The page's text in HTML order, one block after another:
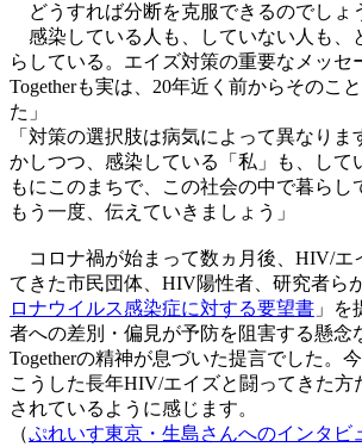
どうすれば分断を克服できるのでしょ
感染している人も、していない人も、
らしている。エイズ対策の重要なメッセ
Togetherも実は、20年近く前からそのこ
た」
「対策の選択肢は病気によって異なり
かしつつ、感染している「私」も、して
もにこのまちで、この社会の中で暮らし
もう一度、伝えていきましょう」
コロナ禍が始まって数ヵ月後、HIV/エ
てきた市民団体、HIV陽性者、研究者ら
ロナウイルス感染症に対する要望書 」を
者への差別・偏見が予防を阻害する懸念
Togetherの精神が息づいた提言でした。
こうした長年HIV/エイズと闘ってきた方
されているように感じます。
（ぷれいす東京・生島さんへのインタビ